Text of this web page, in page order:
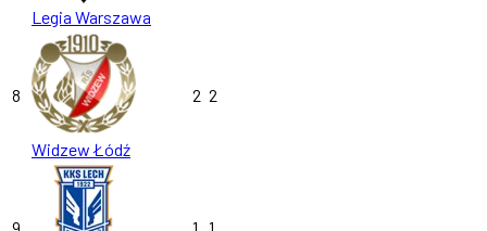
Legia Warszawa
8
Widzew Łódź
2 2